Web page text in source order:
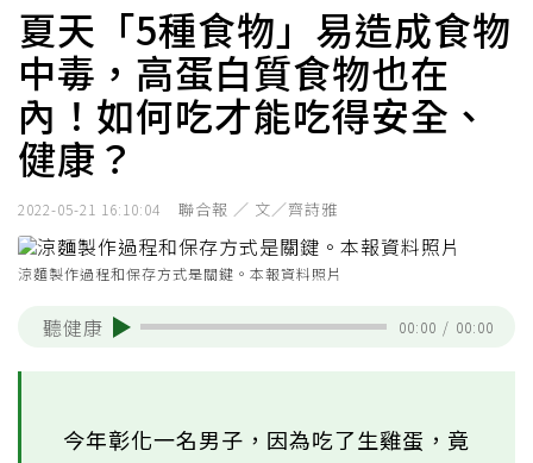
夏天「5種食物」易造成食物
中毒，高蛋白質食物也在
內！如何吃才能吃得安全、
健康？
2022-05-21 16:10:04 聯合報 ／ 文／齊詩雅
涼麵製作過程和保存方式是關鍵。本報資料照片
聽健康 00:00 / 00:00
今年彰化一名男子，因為吃了生雞蛋，竟